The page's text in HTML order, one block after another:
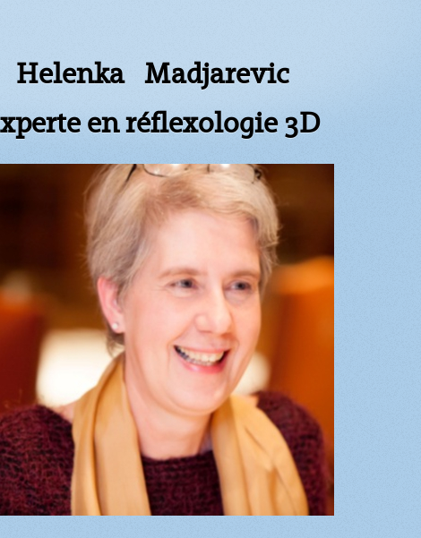
Helenka Madjarevic
en réflexologie 3D